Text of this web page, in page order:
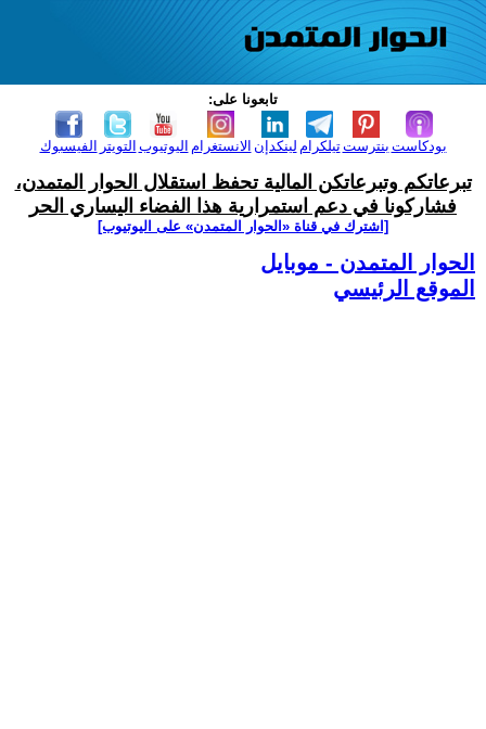
تابعونا على:
الفيسبوك التويتر اليوتيوب الانستغرام لينكدإن تيلكرامبنترست بودكاست
تبرعاتكم وتبرعاتكن المالية تحفظ استقلال الحوار المتمدن،
فشاركونا في دعم استمرارية هذا الفضاء اليساري الحر
[اشترك في قناة ‫«الحوار المتمدن» على اليوتيوب]
الحوار المتمدن - موبايل
الموقع الرئيسي